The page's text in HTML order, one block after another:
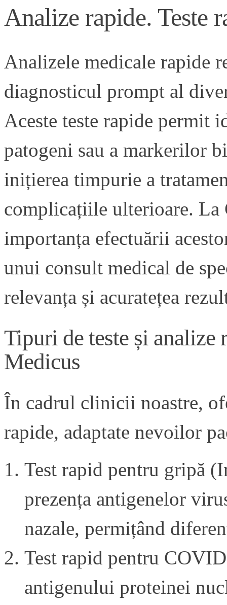
Analize rapide. Teste
Analizele medicale rapide
diagnosticul prompt al
Aceste teste rapide permit
patogeni sau a markerilor
inițierea timpurie a
complicațiile ulterioare.
importanța efectuării
unui consult medical de
relevanța și acuratețea
Tipuri de teste și analize
Medicus
În cadrul clinicii noastre,
rapide, adaptate nevoilor
Test rapid pentru gripă
prezența antigenelor
nazale, permițând
Test rapid pentru
antigenului proteinei